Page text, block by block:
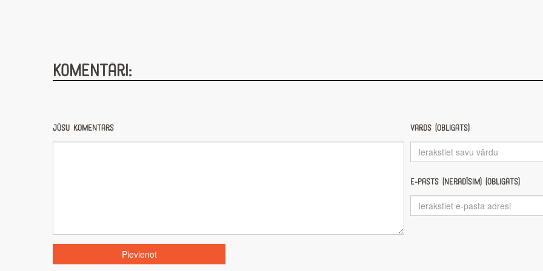
Komentāri:
Jūsu komentārs Vārds (obligāts)
E-pasts (nerādīsim) (obligāts)